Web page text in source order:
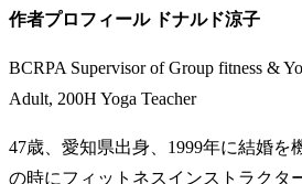
作者プロフィール ドナルド涼子
BCRPA Supervisor of Group fitness &
Adult, 200H Yoga Teacher
47歳、愛知県出身、1999年に結婚を
の時にフィットネスインストラクタ